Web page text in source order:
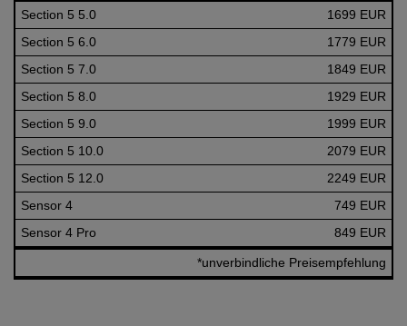
Section 5 5.0
1699 EUR
Section 5 6.0
1779 EUR
Section 5 7.0
1849 EUR
Section 5 8.0
1929 EUR
Section 5 9.0
1999 EUR
Section 5 10.0
2079 EUR
Section 5 12.0
2249 EUR
Sensor 4
749 EUR
Sensor 4 Pro
849 EUR
*unverbindliche Preisempfehlung